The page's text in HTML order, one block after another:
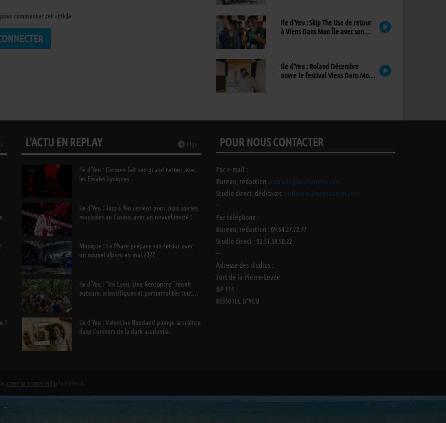
commenter cet article
Ile d’Yeu : Skip The Use de retour
à Viens Dans Mon Île avec son
Ile d’Yeu : Roland Décembre
ouvre le festival Viens Dans Mon
?
Plus
L'ACTU EN REPLAY
Ile d’Yeu : Carmen fait son grand retour avec
les Escales Lyriques
Ile d’Yeu : Jazz à Yeu revient pour trois soirées
musicales au Casino, avec un nouvel invité !
Musique : La Phaze prépare son retour avec
un nouvel album en mai 2027
Ile d’Yeu : “Un Lyeu, Une Rencontre” réunit
auteurs, scientifiques et personnalités tout
Ile d’Yeu : Valentine Boudaud plonge la science
dans l’univers de la dark academia
POUR NOUS CONTACTER
Par e-mail :
Bureau, rédaction : contact@neptunefm.com
Studio direct, dédicaces : antenne@neptunefm.com
--
Par téléphone :
Bureau, rédaction : 09.64.27.72.77
Studio direct : 02.51.58.58.22
--
Adresse des studios :
Fort de la Pierre-Levée
BP 114
85350 ILE D'YEU